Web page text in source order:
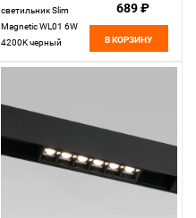
светильник Slim
Magnetic WL01 6W
4200K черный
689 ₽
В КОРЗИНУ